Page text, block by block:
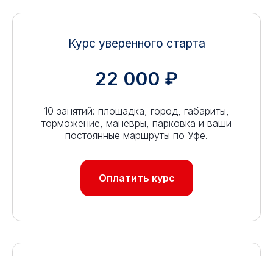
Курс уверенного старта
22 000 ₽
10 занятий: площадка, город, габариты,
торможение, маневры, парковка и ваши
постоянные маршруты по Уфе.
Оплатить курс